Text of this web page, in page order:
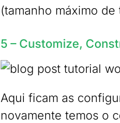
(tamanho máximo
5 – Customize,
Aqui ficam as
novamente temos o